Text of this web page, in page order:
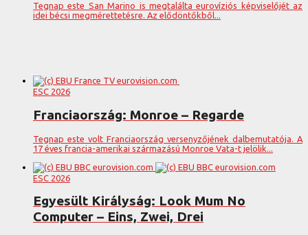
Tegnap este San Marino is megtalálta eurovíziós képviselőjét az
idei bécsi megmérettetésre. Az elődöntőkből...
ESC 2026
Franciaország: Monroe – Regarde
Tegnap este volt Franciaország versenyzőjének dalbemutatója. A
17 éves francia-amerikai származású Monroe Vata-t jelölik...
ESC 2026
Egyesült Királyság: Look Mum No
Computer – Eins, Zwei, Drei